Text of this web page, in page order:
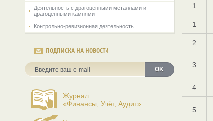
Деятельность с драгоценными металлами и
драгоценными камнями
Контрольно-ревизионная деятельность
ПОДПИСКА НА НОВОСТИ
OK
Журнал
«Финансы, Учёт, Аудит»
1
1
2
3
4
5